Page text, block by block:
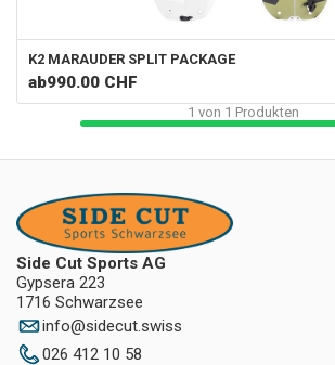
K2 MARAUDER SPLIT PACKAGE
ab990.00 CHF
1 von 1 Produkten
Side Cut Sports AG
Gypsera 223
1716 Schwarzsee
info@sidecut.swiss
026 412 10 58